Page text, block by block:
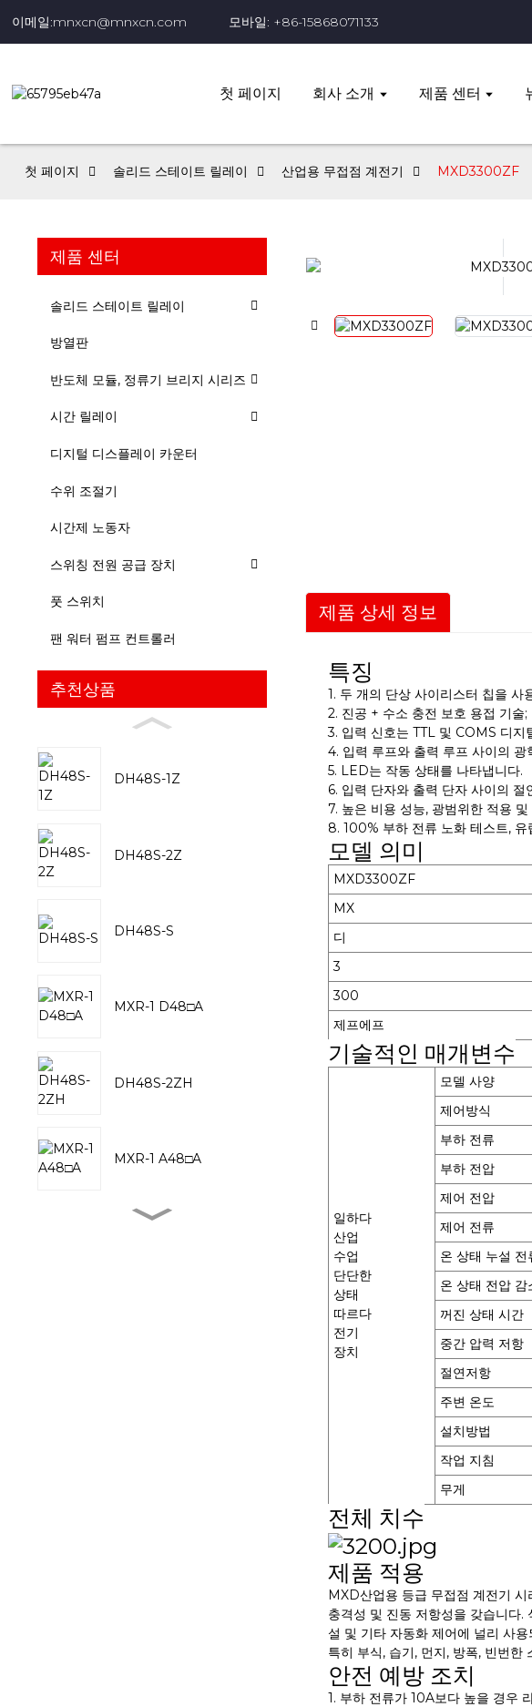
이메일:mnxcn@mnxcn.com 모바일: +86-15868071133
첫 페이지 회사 소개 제품 센터
첫 페이지 솔리드 스테이트 릴레이 산업용 무접점 계전기 MXD3300ZF
제품 센터
솔리드 스테이트 릴레이
방열판
반도체 모듈, 정류기 브리지 시리즈
시간 릴레이
디지털 디스플레이 카운터
수위 조절기
시간제 노동자
스위칭 전원 공급 장치
풋 스위치
팬 워터 펌프 컨트롤러
추천상품
DH48S-1Z
DH48S-2Z
DH48S-S
MXR-1 D48□A
DH48S-2ZH
MXR-1 A48□A
제품 상세 정보
특징
1. 두 개의 단상 사이리스터 칩을 사
2. 진공 + 수소 충전 보호 용접 기술;
3. 입력 신호는 TTL 및 COMS 디지
4. 입력 루프와 출력 루프 사이의 광
5. LED는 작동 상태를 나타냅니다.
6. 입력 단자와 출력 단자 사이의
7. 높은 비용 성능, 광범위한 적용
8. 100% 부하 전류 노화 테스트,
모델 의미
MXD3300ZF
MX
디
3
300
제프에프
기술적인 매개변수
일하다
산업
수업
단단한
상태
따르다
전기
장치
모델 사양
제어방식
부하 전류
부하 전압
제어 전압
제어 전류
온 상태 누설 전
온 상태 전압 감
꺼진 상태 시간
중간 압력 저항
절연저항
주변 온도
설치방법
작업 지침
무게
전체 치수
제품 적용
MXD산업용 등급 무접점 계전기
충격성 및 진동 저항성을 갖습니다.
설 및 기타 자동화 제어에 널리 사
특히 부식, 습기, 먼지, 방폭, 빈번한
안전 예방 조치
1. 부하 전류가 10A보다 높을 경우